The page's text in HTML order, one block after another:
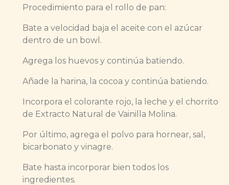
Procedimiento para el rollo de pan:
Bate a velocidad baja el aceite con el azúcar
dentro de un bowl.
Agrega los huevos y continúa batiendo.
Añade la harina, la cocoa y continúa batiendo.
Incorpora el colorante rojo, la leche y el chorrito
de Extracto Natural de Vainilla Molina.
Por último, agrega el polvo para hornear, sal,
bicarbonato y vinagre.
Bate hasta incorporar bien todos los
ingredientes.